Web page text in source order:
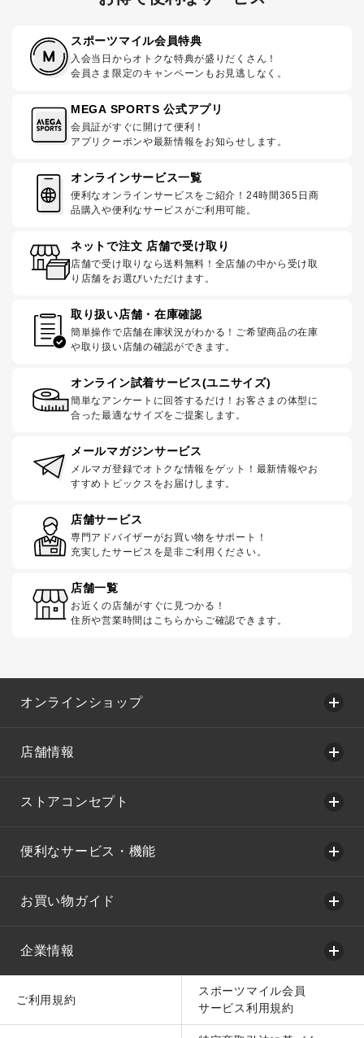
スポーツマイル会員特典
入会当日からオトクな特典が盛りだくさん！
会員さま限定のキャンペーンもお見逃しなく。
MEGA SPORTS 公式アプリ
会員証がすぐに開けて便利！
アプリクーポンや最新情報をお知らせします。
オンラインサービス一覧
便利なオンラインサービスをご紹介！24時間365日商
品購入や便利なサービスがご利用可能。
ネットで注文 店舗で受け取り
店舗で受け取りなら送料無料！全店舗の中から受け取
り店舗をお選びいただけます。
取り扱い店舗・在庫確認
簡単操作で店舗在庫状況がわかる！ご希望商品の在庫
や取り扱い店舗の確認ができます。
オンライン試着サービス(ユニサイズ)
簡単なアンケートに回答するだけ！お客さまの体型に
合った最適なサイズをご提案します。
メールマガジンサービス
メルマガ登録でオトクな情報をゲット！最新情報やお
すすめトピックスをお届けします。
店舗サービス
専門アドバイザーがお買い物をサポート！
充実したサービスを是非ご利用ください。
店舗一覧
お近くの店舗がすぐに見つかる！
住所や営業時間はこちらからご確認できます。
オンラインショップ
店舗情報
ストアコンセプト
便利なサービス・機能
お買い物ガイド
企業情報
ご利用規約
スポーツマイル会員
サービス利用規約